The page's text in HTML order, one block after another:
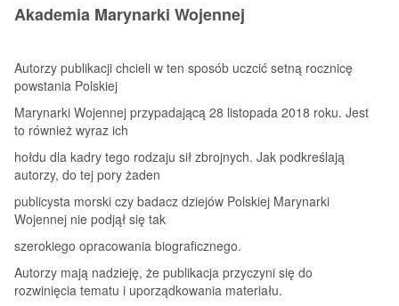
Akademia Marynarki Wojennej
Autorzy publikacji chcieli w ten sposób uczcić setną rocznicę
powstania Polskiej
Marynarki Wojennej przypadającą 28 listopada 2018 roku. Jest
to również wyraz ich
hołdu dla kadry tego rodzaju sił zbrojnych. Jak podkreślają
autorzy, do tej pory żaden
publicysta morski czy badacz dziejów Polskiej Marynarki
Wojennej nie podjął się tak
szerokiego opracowania biograficznego.
Autorzy mają nadzieję, że publikacja przyczyni się do
rozwinięcia tematu i uporządkowania materiału.